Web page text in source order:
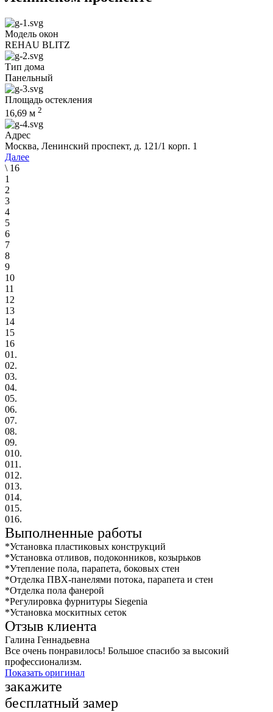
Модель окон
REHAU BLITZ
Тип дома
Панельный
Площадь остекления
16,69 м 2
Адрес
Москва, Ленинский проспект, д. 121/1 корп. 1
Далее
\ 16
1
2
3
4
5
6
7
8
9
10
11
12
13
14
15
16
01.
02.
03.
04.
05.
06.
07.
08.
09.
010.
011.
012.
013.
014.
015.
016.
Выполненные работы
*Установка пластиковых конструкций
*Установка отливов, подоконников, козырьков
*Утепление пола, парапета, боковых стен
*Отделка ПВХ-панелями потока, парапета и стен
*Отделка пола фанерой
*Регулировка фурнитуры Siegenia
*Установка москитных сеток
Отзыв клиента
Галина Геннадьевна
Все очень понравилось! Большое спасибо за высокий
профессионализм.
Показать оригинал
закажите
бесплатный замер